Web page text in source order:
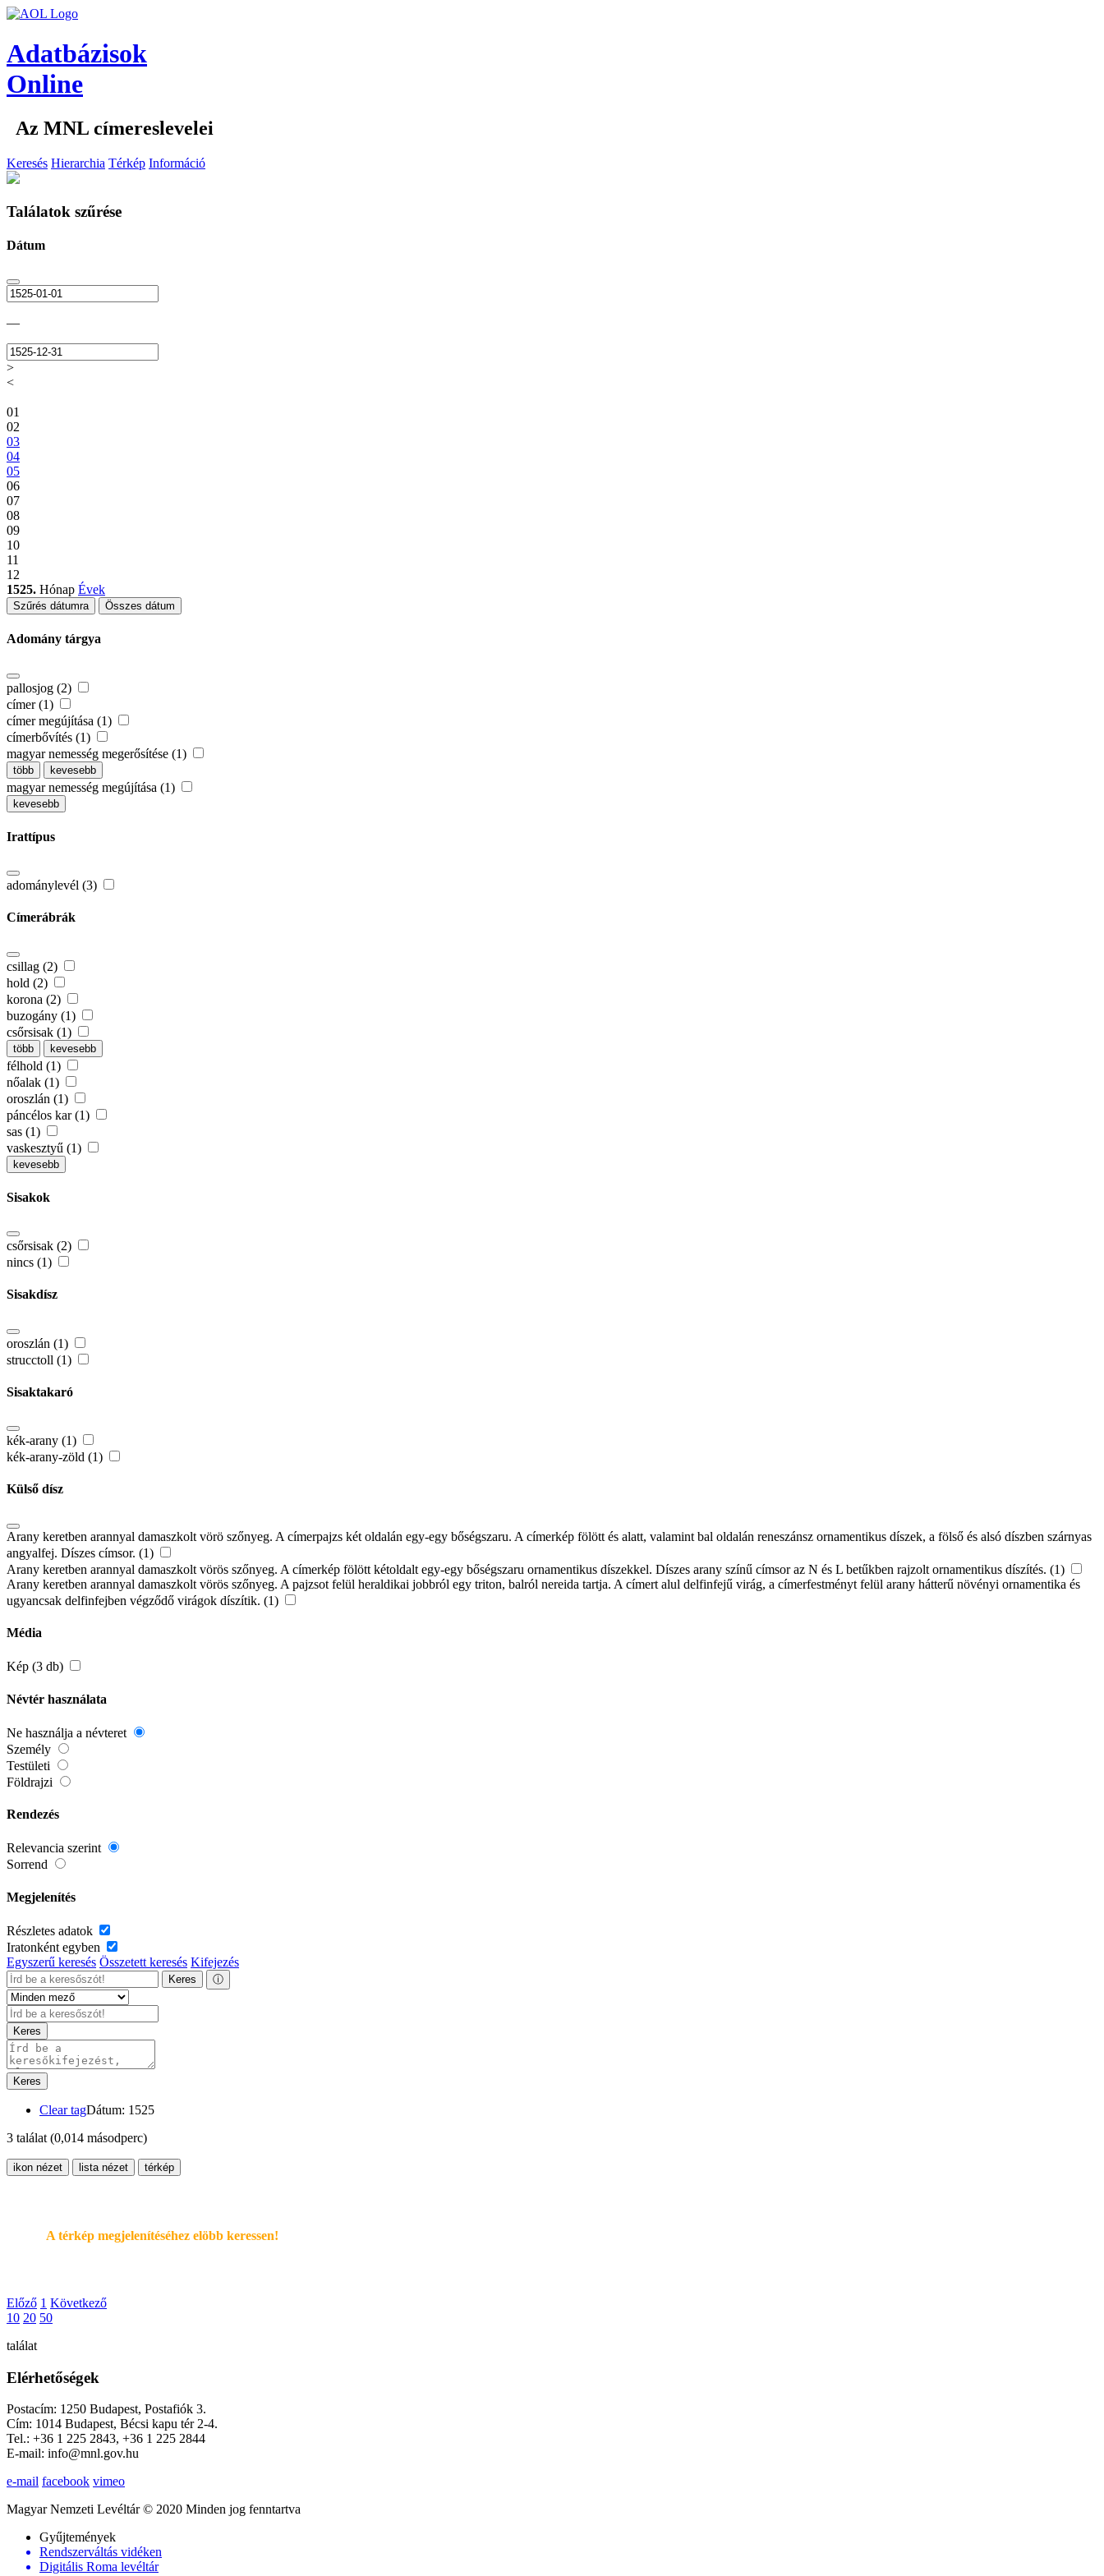
Adatbázisok
Online
Az MNL címereslevelei
Keresés Hierarchia Térkép Információ
Találatok szűrése
Dátum
—
>
<
01
02
03
04
05
06
07
08
09
10
11
12
1525. Hónap Évek
Szűrés dátumra Összes dátum
Adomány tárgya
pallosjog (2)
címer (1)
címer megújítása (1)
címerbővítés (1)
magyar nemesség megerősítése (1)
több kevesebb
magyar nemesség megújítása (1)
kevesebb
Irattípus
adománylevél (3)
Címerábrák
csillag (2)
hold (2)
korona (2)
buzogány (1)
csőrsisak (1)
több kevesebb
félhold (1)
nőalak (1)
oroszlán (1)
páncélos kar (1)
sas (1)
vaskesztyű (1)
kevesebb
Sisakok
csőrsisak (2)
nincs (1)
Sisakdísz
oroszlán (1)
strucctoll (1)
Sisaktakaró
kék-arany (1)
kék-arany-zöld (1)
Külső dísz
Arany keretben arannyal damaszkolt vörö szőnyeg. A címerpajzs két oldalán egy-egy bőségszaru. A címerkép fölött és alatt, valamint bal oldalán reneszánsz ornamentikus díszek, a fölső és alsó díszben szárnyas
angyalfej. Díszes címsor. (1)
Arany keretben arannyal damaszkolt vörös szőnyeg. A címerkép fölött kétoldalt egy-egy bőségszaru ornamentikus díszekkel. Díszes arany színű címsor az N és L betűkben rajzolt ornamentikus díszítés. (1)
Arany keretben arannyal damaszkolt vörös szőnyeg. A pajzsot felül heraldikai jobbról egy triton, balról nereida tartja. A címert alul delfinfejű virág, a címerfestményt felül arany hátterű növényi ornamentika és
ugyancsak delfinfejben végződő virágok díszítik. (1)
Média
Kép (3 db)
Névtér használata
Ne használja a névteret
Személy
Testületi
Földrajzi
Rendezés
Relevancia szerint
Sorrend
Megjelenítés
Részletes adatok
Iratonként egyben
Egyszerű keresés Összetett keresés Kifejezés
Keres ⓘ
Keres
Keres
Clear tagDátum: 1525
3 találat (0,014 másodperc)
ikon nézet lista nézet térkép
A térkép megjelenítéséhez elöbb keressen!
Előző 1 Következő
10 20 50
találat
Elérhetőségek
Postacím: 1250 Budapest, Postafiók 3.
Cím: 1014 Budapest, Bécsi kapu tér 2-4.
Tel.: +36 1 225 2843, +36 1 225 2844
E-mail: info@mnl.gov.hu
e-mail facebook vimeo
Magyar Nemzeti Levéltár © 2020 Minden jog fenntartva
Gyűjtemények
Rendszerváltás vidéken
Digitális Roma levéltár